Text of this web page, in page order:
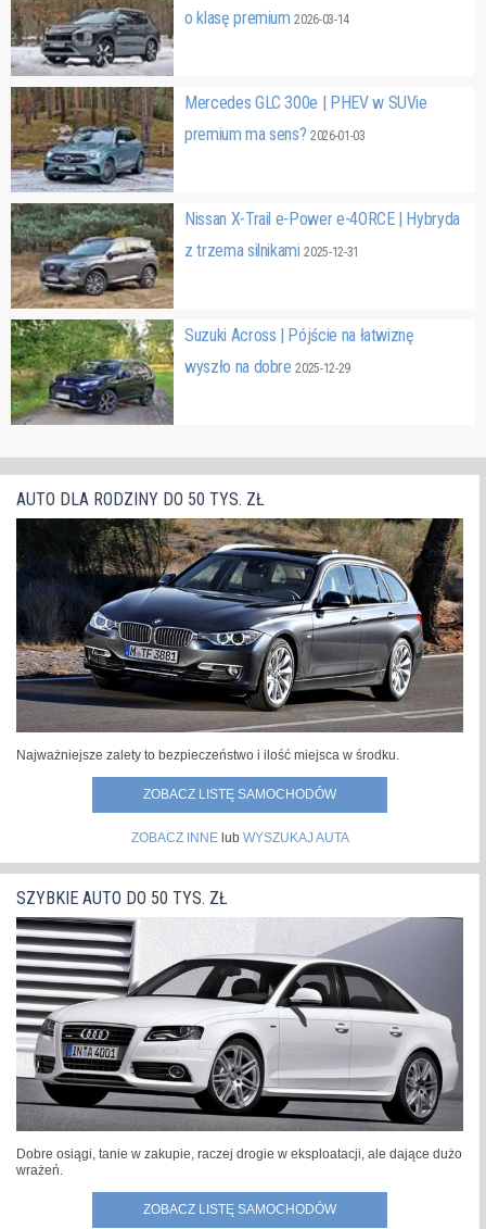
o klasę premium2026-03-14
Mercedes GLC 300e | PHEV w SUVie
premium ma sens?2026-01-03
Nissan X-Trail e-Power e-4ORCE | Hybryda
z trzema silnikami2025-12-31
Suzuki Across | Pójście na łatwiznę
wyszło na dobre2025-12-29
AUTO DLA RODZINY DO 50 TYS. ZŁ
Najważniejsze zalety to bezpieczeństwo i ilość miejsca w środku.
ZOBACZ LISTĘ SAMOCHODÓW
ZOBACZ INNElub WYSZUKAJ AUTA
SZYBKIE AUTO DO 50 TYS. ZŁ
Dobre osiągi, tanie w zakupie, raczej drogie w eksploatacji, ale dające dużo
wrażeń.
ZOBACZ LISTĘ SAMOCHODÓW